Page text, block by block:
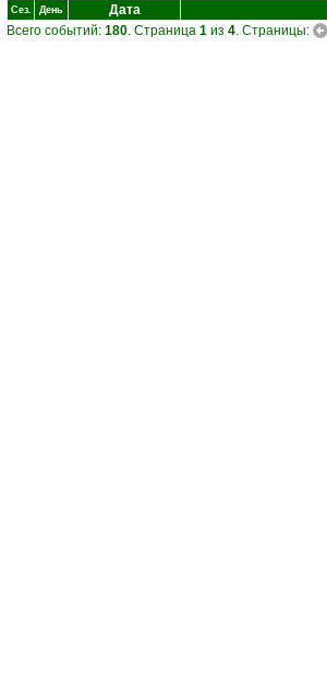
Сез. День
Дата
Всего событий: 180. Страница 1 из 4. Страницы: